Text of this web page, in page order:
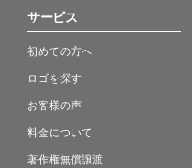
サービス
初めての方へ
ロゴを探す
お客様の声
料金について
著作権無償譲渡